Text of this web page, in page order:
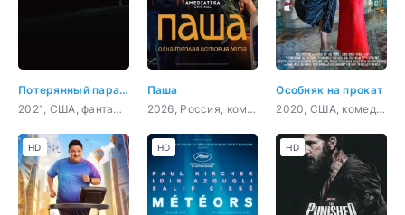
Потерянный парадокс
2021, США, фантастика, комедия
Паша
2026, Россия, комедия, драма
Особняк на прокат
2020, США, комедия
HD HD HD